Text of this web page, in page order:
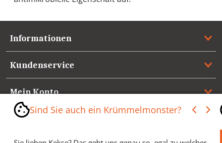
Informationen
Kundenservice
Mein Konto
Referenzen
Sind Sie auch ein Krümmelmonster?